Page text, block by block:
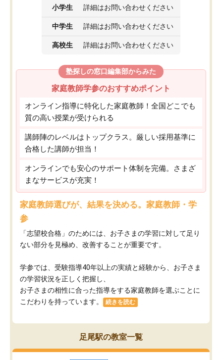
小学生 詳細はお問い合わせください
中学生 詳細はお問い合わせください
高校生 詳細はお問い合わせください
塾探しの窓口編集部からみた
家庭教師学参のおすすめポイント
オンライン指導に特化した家庭教師！全国どこでも
質の高い授業が受けられる
講師陣のレベルはトップクラス。厳しい採用基準に
合格した講師が担当！
オンラインでも安心のサポート体制を完備。さまざ
まなサービスが充実！
家庭教師選びが、結果を決める。家庭教師・学
参
「志望校合格」のためには、お子さまの学習に対して足り
ない部分を見極め、改善することが重要です。
学参では、受験指導40年以上の実績と経験から、お子さま
の学習状況を正しく把握し、
お子さまの相性に合った指導をする家庭教師を選ぶことに
こだわりを持っています。
続きを読む
足尾駅の教室一覧